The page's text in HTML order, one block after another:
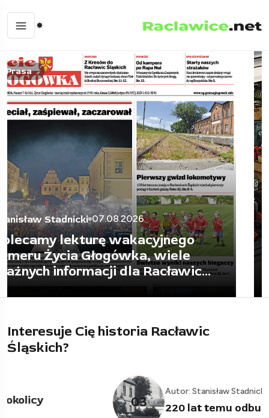
Minimalizm
Stanisław Stadnicki 14.07.2026
Kiedy umrzesz, ktoś będzie musiał
to wszystko posprzątać
Interesuje Cię historia Racławic
Śląskich?
03
Autor: Stanisław Stadnicki
220 lat temu odbudowali swój kościół